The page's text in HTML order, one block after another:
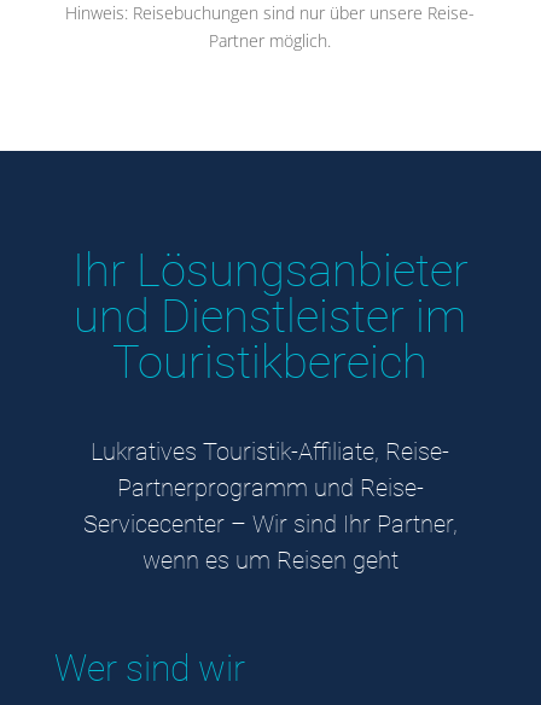
Hinweis: Reisebuchungen sind nur über unsere Reise-
Partner möglich.
Ihr Lösungsanbieter
und Dienstleister im
Touristikbereich
Lukratives Touristik-Affiliate, Reise-
Partnerprogramm und Reise-
Servicecenter – Wir sind Ihr Partner,
wenn es um Reisen geht
Wer sind wir